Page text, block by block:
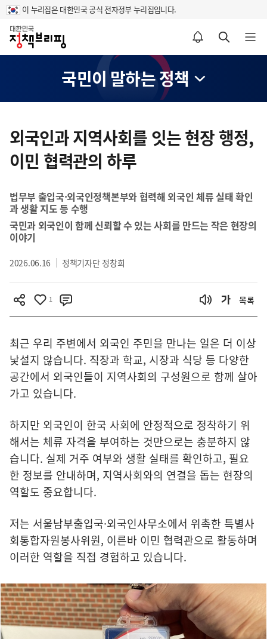
이 누리집은 대한민국 공식 전자정부 누리집입니다.
홈
알림설정 바로가기 검색 바로가기 메뉴 열기
국민이 말하는 정책
텐
츠
영
외국인과 지역사회를 잇는 현장 행정,
이민 협력관의 하루
법무부 출입국·외국인정책본부와 협력해 외국인 체류 실태 확인
과 생활 지도 등 수행
국민과 외국인이 함께 신뢰할 수 있는 사회를 만드는 작은 현장의
이야기
2026.06.16 정책기자단 정창희
1 목록
최근 우리 주변에서 외국인 주민을 만나는 일은 더 이상
낯설지 않습니다. 직장과 학교, 시장과 식당 등 다양한
공간에서 외국인들이 지역사회의 구성원으로 함께 살아
가고 있습니다.
하지만 외국인이 한국 사회에 안정적으로 정착하기 위
해서는 체류 자격을 부여하는 것만으로는 충분하지 않
습니다. 실제 거주 여부와 생활 실태를 확인하고, 필요
한 정보를 안내하며, 지역사회와의 연결을 돕는 현장의
역할도 중요합니다.
저는 서울남부출입국·외국인사무소에서 위촉한 특별사
회통합자원봉사위원, 이른바 이민 협력관으로 활동하며
이러한 역할을 직접 경험하고 있습니다.